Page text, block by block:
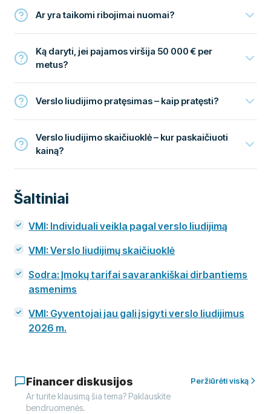
Ar yra taikomi ribojimai nuomai?
Ką daryti, jei pajamos viršija 50 000 € per
metus?
Verslo liudijimo pratęsimas – kaip pratęsti?
Verslo liudijimo skaičiuoklė – kur paskaičiuoti
kainą?
Šaltiniai
VMI: Individuali veikla pagal verslo liudijimą
VMI: Verslo liudijimų skaičiuoklė
Sodra: Įmokų tarifai savarankiškai dirbantiems
asmenims
VMI: Gyventojai jau gali įsigyti verslo liudijimus
2026 m.
Financer diskusijos
Ar turite klausimą šia tema? Paklauskite
bendruomenės.
Peržiūrėti viską